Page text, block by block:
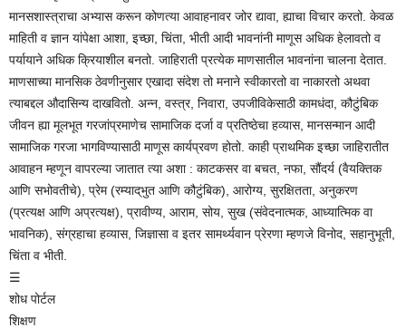
मानसशास्त्राचा अभ्यास करून कोणत्या आवाहनावर जोर द्यावा, ह्याचा विचार करतो. केवळ
माहिती व ज्ञान यांपेक्षा आशा, इच्छा, चिंता, भीती आदी भावनांनी माणूस अधिक हेलावतो व
पर्यायाने अधिक क्रियाशील बनतो. जाहिराती प्रत्येक माणसातील भावनांना चालना देतात.
माणसाच्या मानसिक ठेवणीनुसार एखादा संदेश तो मनाने स्वीकारतो वा नाकारतो अथवा
त्याबद्दल औदासिन्य दाखवितो. अन्न, वस्त्र, निवारा, उपजीविकेसाठी कामधंदा, कौटुंबिक
जीवन ह्या मूलभूत गरजांप्रमाणेच सामाजिक दर्जा व प्रतिष्ठेचा हव्यास, मानसन्मान आदी
सामाजिक गरजा भागविण्यासाठी माणूस कार्यप्रवण होतो. काही प्राथमिक इच्छा जाहिरातीत
आवाहन म्हणून वापरल्या जातात त्या अशा : काटकसर वा बचत, नफा, सौंदर्य (वैयक्तिक
आणि सभोवतीचे), प्रेम (रम्याद्‌भुत आणि कौटुंबिक), आरोग्य, सुरक्षितता, अनुकरण
(प्रत्यक्ष आणि अप्रत्यक्ष), प्रावीण्य, आराम, सोय, सुख (संवेदनात्मक, आध्यात्मिक वा
भावनिक), संग्रहाचा हव्यास, जिज्ञासा व इतर सामर्थ्यवान प्रेरणा म्हणजे विनोद, सहानुभूती,
चिंता व भीती.
☰
शोध पोर्टल
शिक्षण